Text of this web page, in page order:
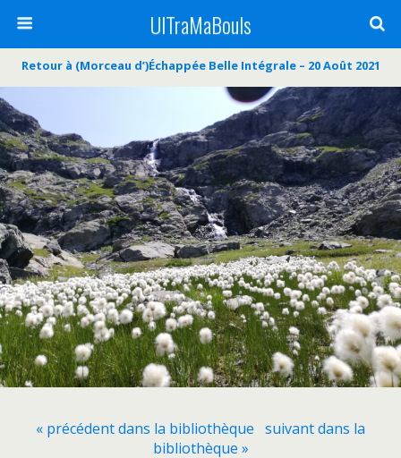
UlTraMaBouls
Retour à (Morceau d’)Échappée Belle Intégrale – 20 Août 2021
« précédent dans la bibliothèque suivant dans la
bibliothèque »